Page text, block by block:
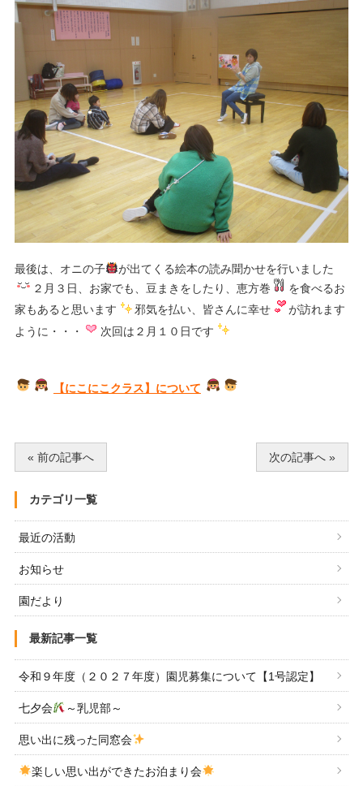
最後は、オニの子
が出てくる絵本の読み聞かせを行いました
２月３日、お家でも、豆まきをしたり、恵方巻
を食べるお
家もあると思います
邪気を払い、皆さんに幸せ
が訪れます
ように・・・
次回は２月１０日です
【にこにこクラス】について
« 前の記事へ 次の記事へ »
カテゴリ一覧
最近の活動
お知らせ
園だより
最新記事一覧
令和９年度（２０２７年度）園児募集について【1号認定】
七夕会 ～乳児部～
思い出に残った同窓会
楽しい思い出ができたお泊まり会